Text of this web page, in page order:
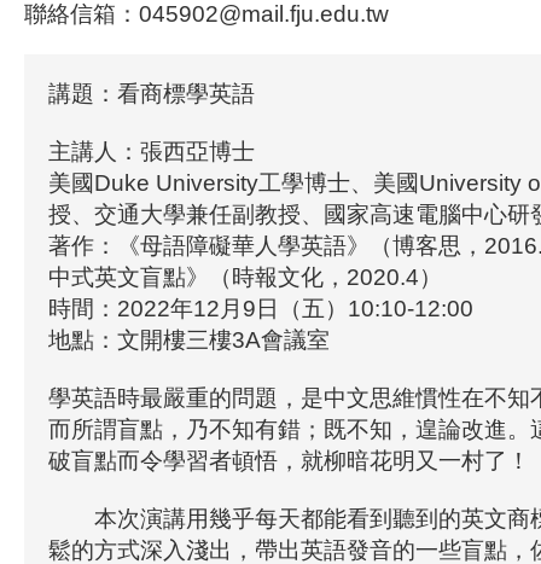
聯絡信箱：045902@mail.fju.edu.tw
講題：看商標學英語
主講人：張西亞博士
美國Duke University工學博士、美國University
授、交通大學兼任副教授、國家高速電腦中心研
著作：《母語障礙華人學英語》（博客思，
中式英文盲點》（時報文化，2020.4）
時間：2022年12月9日（五）10:10-12:00
地點：文開樓三樓3A會議室
學英語時最嚴重的問題，是中文思維慣性在不知
而所謂盲點，乃不知有錯；既不知，遑論改進。
破盲點而令學習者頓悟，就柳暗花明又一村了！
本次演講用幾乎每天都能看到聽到的英文商
鬆的方式深入淺出，帶出英語發音的一些盲點，